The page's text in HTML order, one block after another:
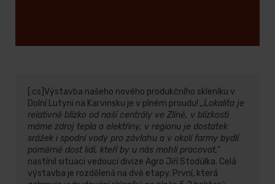
[:cs]Výstavba našeho nového produkčního skleníku v
Dolní Lutyni na Karvinsku je v plném proudu! „Lokalita je
relativně blízko od naší centrály ve Zlíně, v blízkosti
máme zdroj tepla a elektřiny, v regionu je dostatek
srážek i spodní vody pro závlahu a v okolí farmy bydlí
poměrně dost lidí, kteří by u nás mohli pracovat,“
nastínil situaci vedoucí divize Agro Jiří Stodůlka. Celá
výstavba je rozdělená na dvě etapy. První, která